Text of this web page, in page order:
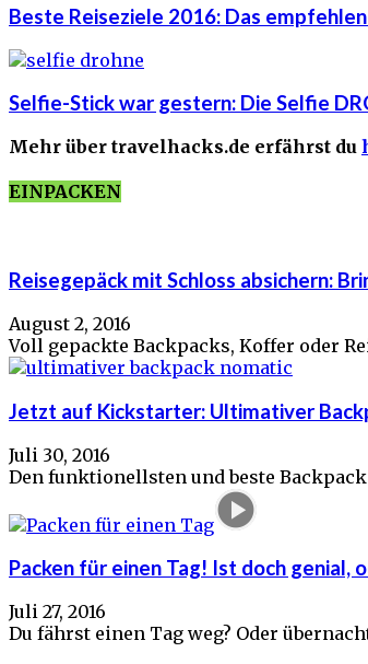
Beste Reiseziele 2016: Das
Selfie-Stick war gestern: Die Selfie
Mehr über travelhacks.de erfährst du
EINPACKEN
Reisegepäck mit Schloss absichern:
August 2, 2016
Voll gepackte Backpacks, Koffer oder
Jetzt auf Kickstarter: Ultimativer
Juli 30, 2016
Den funktionellsten und beste
Packen für einen Tag! Ist doch genial,
Juli 27, 2016
Du fährst einen Tag weg? Oder